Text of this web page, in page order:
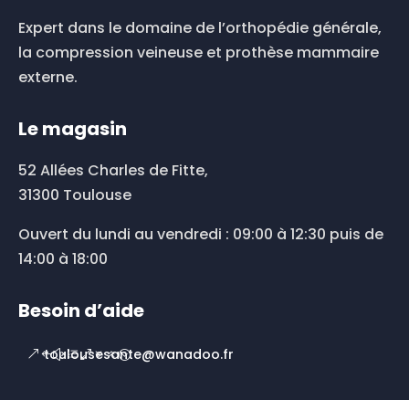
Expert dans le domaine de l’orthopédie générale,
la compression veineuse et prothèse mammaire
externe.
Le magasin
52 Allées Charles de Fitte,
31300 Toulouse
Ouvert du lundi au vendredi : 09:00 à 12:30 puis de
14:00 à 18:00
Besoin d’aide
toulousesante@wanadoo.fr